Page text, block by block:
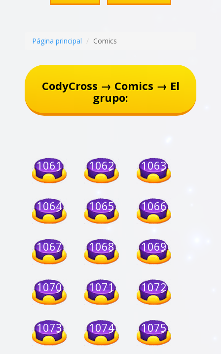
Página principal Comics
CodyCross → Comics → El
grupo:
1061 1062 1063
1064 1065 1066
1067 1068 1069
1070 1071 1072
1073 1074 1075